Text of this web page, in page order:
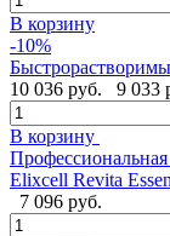
В корзину
-10%
10 036 руб.
9 033
В корзину
Elixcell Revita
7 096 руб.